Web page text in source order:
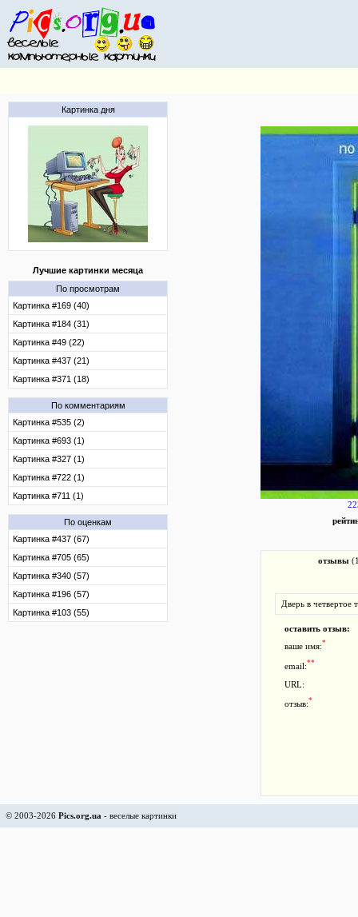
Картинка дня
Лучшие картинки месяца
По просмотрам
Картинка #169 (40)
Картинка #184 (31)
Картинка #49 (22)
Картинка #437 (21)
Картинка #371 (18)
По комментариям
Картинка #535 (2)
Картинка #693 (1)
Картинка #327 (1)
Картинка #722 (1)
Картинка #711 (1)
По оценкам
Картинка #437 (67)
Картинка #705 (65)
Картинка #340 (57)
Картинка #196 (57)
Картинка #103 (55)
отзывы
Дверь в четвертое
оставить отзыв:
ваше имя:*
email:**
URL:
отзыв:*
© 2003-2026 Pics.org.ua - веселые картинки